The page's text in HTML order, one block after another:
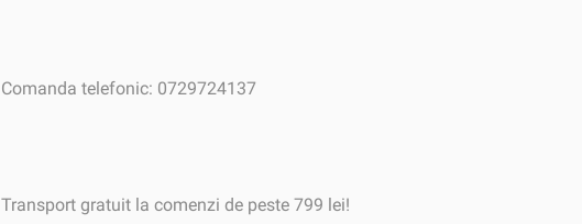
Comanda telefonic: 0729724137
Transport gratuit la comenzi de peste 799 lei!